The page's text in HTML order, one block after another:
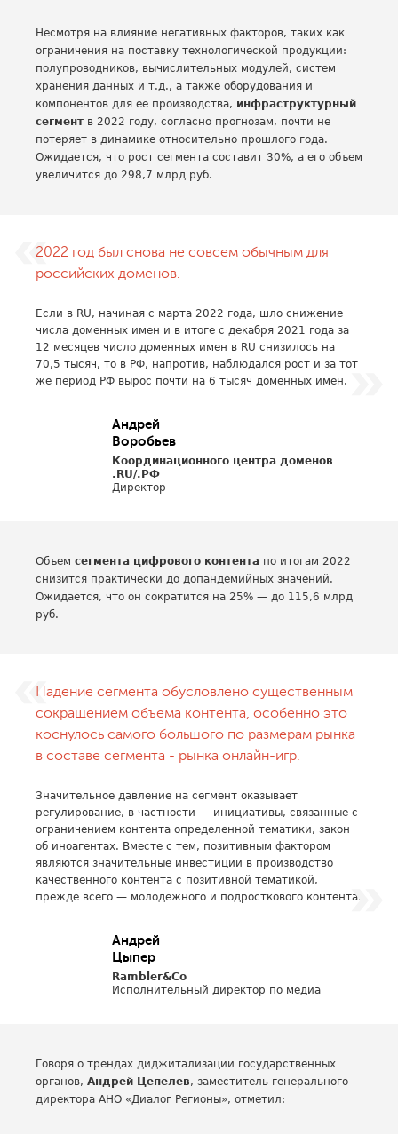
Несмотря на влияние негативных факторов, таких как
ограничения на поставку технологической продукции:
полупроводников, вычислительных модулей, систем
хранения данных и т.д., а также оборудования и
компонентов для ее производства, инфраструктурный
сегмент в 2022 году, согласно прогнозам, почти не
потеряет в динамике относительно прошлого года.
Ожидается, что рост сегмента составит 30%, а его объем
увеличится до 298,7 млрд руб.
2022 год был снова не совсем обычным для
российских доменов.
Если в RU, начиная с марта 2022 года, шло снижение
числа доменных имен и в итоге с декабря 2021 года за
12 месяцев число доменных имен в RU снизилось на
70,5 тысяч, то в РФ, напротив, наблюдался рост и за тот
же период РФ вырос почти на 6 тысяч доменных имён.
Андрей
Воробьев
Координационного центра доменов
.RU/.РФ
Директор
Объем сегмента цифрового контента по итогам 2022
снизится практически до допандемийных значений.
Ожидается, что он сократится на 25% — до 115,6 млрд
руб.
Падение сегмента обусловлено существенным
сокращением объема контента, особенно это
коснулось самого большого по размерам рынка
в составе сегмента - рынка онлайн-игр.
Значительное давление на сегмент оказывает
регулирование, в частности — инициативы, связанные с
ограничением контента определенной тематики, закон
об иноагентах. Вместе с тем, позитивным фактором
являются значительные инвестиции в производство
качественного контента с позитивной тематикой,
прежде всего — молодежного и подросткового контента.
Андрей
Цыпер
Rambler&Co
Исполнительный директор по медиа
Говоря о трендах диджитализации государственных
органов, Андрей Цепелев, заместитель генерального
директора АНО «Диалог Регионы», отметил: